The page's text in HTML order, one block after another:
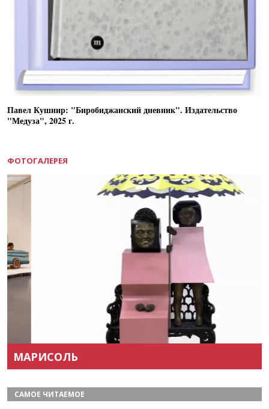
Павел Кушнир: "Биробиджанский дневник". Издательство
"Медуза", 2025 г.
ФОТОГАЛЕРЕЯ
МАРИСОЛЬ
САМОЕ ЧИТАЕМОЕ